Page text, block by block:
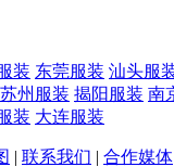
装 东莞服装 汕头服
苏州服装 揭阳服装 南
装 大连服装
| 联系我们 | 合作媒体